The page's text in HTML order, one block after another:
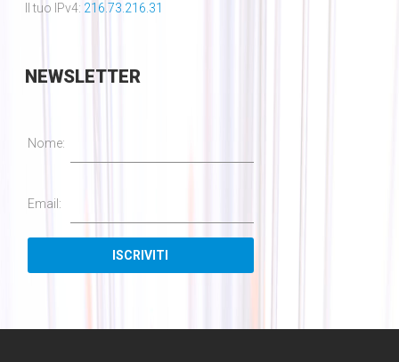
Il tuo IPv4: 216.73.216.31
NEWSLETTER
Nome:
Email: